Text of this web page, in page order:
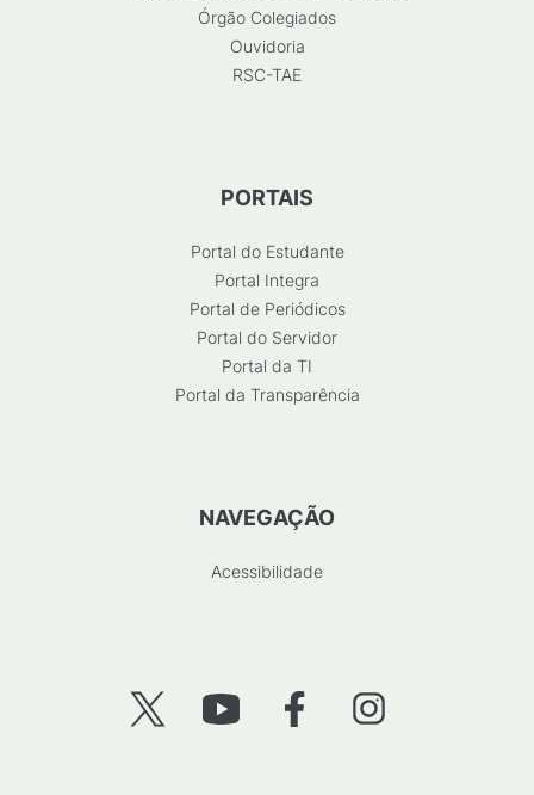
Órgão Colegiados
Ouvidoria
RSC-TAE
PORTAIS
Portal do Estudante
Portal Integra
Portal de Periódicos
Portal do Servidor
Portal da TI
Portal da Transparência
NAVEGAÇÃO
Acessibilidade